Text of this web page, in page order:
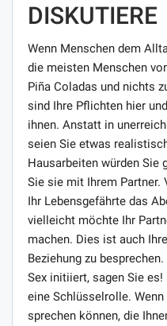
DISKUTIERE
Wenn Menschen dem
die meisten Menschen
Piña Coladas und nichts
sind Ihre Pflichten hier
ihnen. Anstatt in
seien Sie etwas
Hausarbeiten würden Sie
Sie sie mit Ihrem
Ihr Lebensgefährte das
vielleicht möchte Ihr
machen. Dies ist auch
Beziehung zu
Sex initiiert, sagen Sie
eine Schlüsselrolle.
sprechen können, die